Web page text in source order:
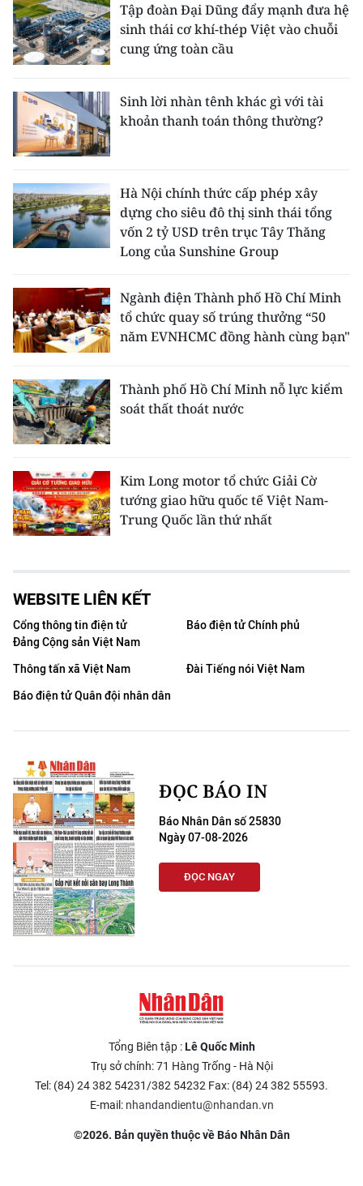
Tập đoàn Đại Dũng đẩy mạnh đưa hệ
sinh thái cơ khí-thép Việt vào chuỗi
cung ứng toàn cầu
Sinh lời nhàn tênh khác gì với tài
khoản thanh toán thông thường?
Hà Nội chính thức cấp phép xây
dựng cho siêu đô thị sinh thái tổng
vốn 2 tỷ USD trên trục Tây Thăng
Long của Sunshine Group
Ngành điện Thành phố Hồ Chí Minh
tổ chức quay số trúng thưởng “50
năm EVNHCMC đồng hành cùng bạn"
Thành phố Hồ Chí Minh nỗ lực kiểm
soát thất thoát nước
Kim Long motor tổ chức Giải Cờ
tướng giao hữu quốc tế Việt Nam-
Trung Quốc lần thứ nhất
WEBSITE LIÊN KẾT
Cổng thông tin điện tử
Đảng Cộng sản Việt Nam
Báo điện tử Chính phủ
Thông tấn xã Việt Nam
Đài Tiếng nói Việt Nam
Báo điện tử Quân đội nhân dân
ĐỌC BÁO IN
Báo Nhân Dân số 25830
Ngày 07-08-2026
ĐỌC NGAY
Tổng Biên tập :Lê Quốc Minh
Trụ sở chính: 71 Hàng Trống - Hà Nội
Tel: (84) 24 382 54231/382 54232 Fax: (84) 24 382 55593.
E-mail: nhandandientu@nhandan.vn
©2026. Bản quyền thuộc về Báo Nhân Dân